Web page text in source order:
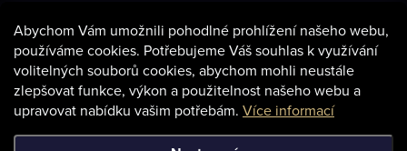
Abychom Vám umožnili pohodlné prohlížení našeho webu,
používáme cookies. Potřebujeme Váš souhlas k využívání
volitelných souborů cookies, abychom mohli neustále
zlepšovat funkce, výkon a použitelnost našeho webu a
upravovat nabídku vašim potřebám. Více informací
Informace pro vás